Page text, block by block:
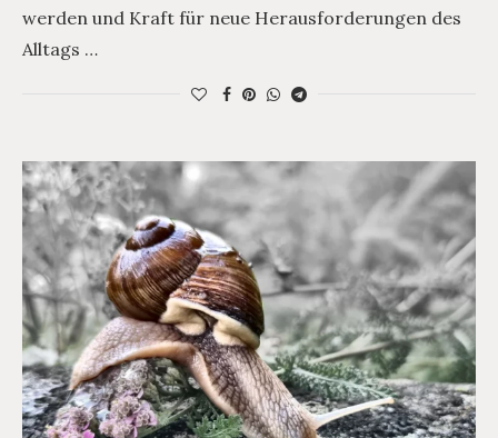
werden und Kraft für neue Herausforderungen des
Alltags …